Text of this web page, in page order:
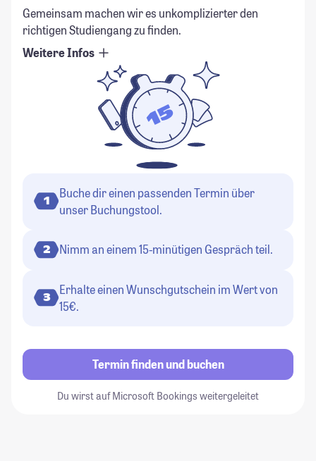
Gemeinsam machen wir es unkomplizierter den
richtigen Studiengang zu finden.
Weitere Infos
1
Buche dir einen passenden Termin über
unser Buchungstool.
2 Nimm an einem 15-minütigen Gespräch teil.
3
Erhalte einen Wunschgutschein im Wert von
15€.
Termin finden und buchen
Du wirst auf Microsoft Bookings weitergeleitet